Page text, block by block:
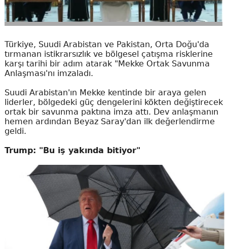
Türkiye, Suudi Arabistan ve Pakistan, Orta Doğu'da
tırmanan istikrarsızlık ve bölgesel çatışma risklerine
karşı tarihi bir adım atarak "Mekke Ortak Savunma
Anlaşması'nı imzaladı.
Suudi Arabistan'ın Mekke kentinde bir araya gelen
liderler, bölgedeki güç dengelerini kökten değiştirecek
ortak bir savunma paktına imza attı. Dev anlaşmanın
hemen ardından Beyaz Saray'dan ilk değerlendirme
geldi.
Trump: "Bu iş yakında bitiyor"